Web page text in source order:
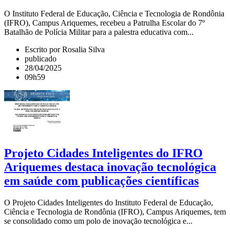
O Instituto Federal de Educação, Ciência e Tecnologia de Rondônia
(IFRO), Campus Ariquemes, recebeu a Patrulha Escolar do 7º
Batalhão de Polícia Militar para a palestra educativa com...
Escrito por Rosalia Silva
publicado
28/04/2025
09h59
Projeto Cidades Inteligentes do IFRO
Ariquemes destaca inovação tecnológica
em saúde com publicações científicas
O Projeto Cidades Inteligentes do Instituto Federal de Educação,
Ciência e Tecnologia de Rondônia (IFRO), Campus Ariquemes, tem
se consolidado como um polo de inovação tecnológica e...